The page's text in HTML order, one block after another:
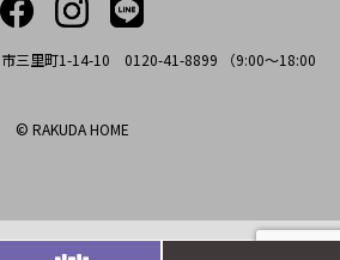
三里町1-14-10 0120-41-8899 （9:00～18:00
© RAKUDA HOME